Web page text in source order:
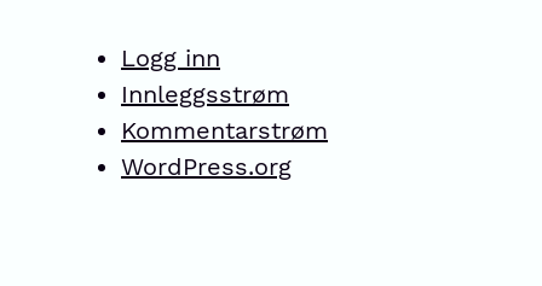
Logg inn
Innleggsstrøm
Kommentarstrøm
WordPress.org